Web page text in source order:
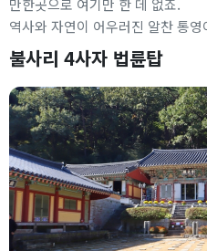
만한곳으로 여기만 한 데 없죠.
역사와 자연이 어우러진 알찬 통
불사리 4사자 법륜탑